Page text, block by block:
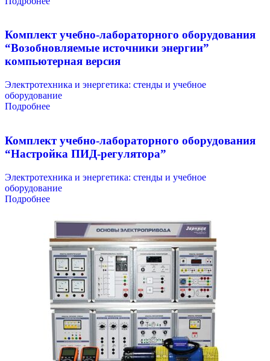
Комплект учебно-лабораторного оборудования
“Возобновляемые источники энергии”
компьютерная версия
Электротехника и энергетика: стенды и учебное
оборудование
Подробнее
Комплект учебно-лабораторного оборудования
“Настройка ПИД-регулятора”
Электротехника и энергетика: стенды и учебное
оборудование
Подробнее